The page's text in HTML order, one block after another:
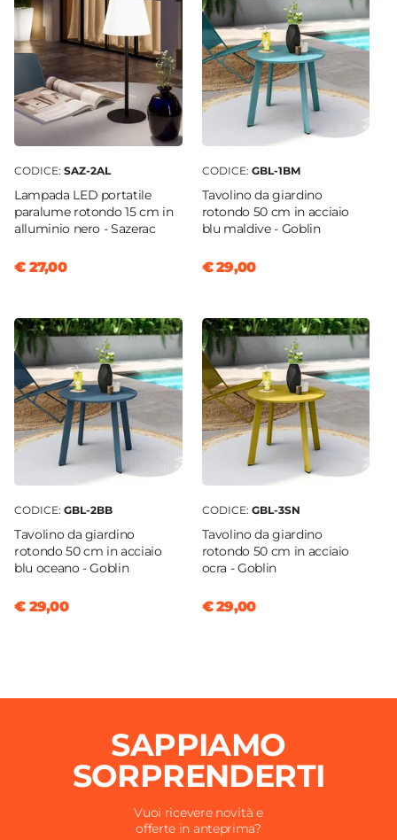
CODICE: SAZ-2AL
Lampada LED portatile
paralume rotondo 15 cm in
alluminio nero - Sazerac
€ 27,00
CODICE: GBL-1BM
Tavolino da giardino
rotondo 50 cm in acciaio
blu maldive - Goblin
€ 29,00
CODICE: GBL-2BB
Tavolino da giardino
rotondo 50 cm in acciaio
blu oceano - Goblin
€ 29,00
CODICE: GBL-3SN
Tavolino da giardino
rotondo 50 cm in acciaio
ocra - Goblin
€ 29,00
SAPPIAMO
SORPRENDERTI
Vuoi ricevere novità e
offerte in anteprima?